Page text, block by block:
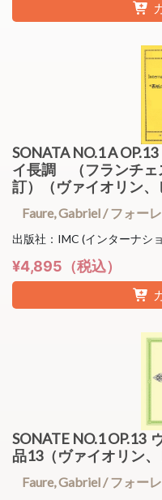
SONATA NO.1 A
イ長調 （フランチェ
訂）（ヴァイオリン、
Faure, Gabriel / フォーレ
出版社：IMC (インターナシ
¥4,895（税込）
SONATE NO.1
品13（ヴァイオリン、
Faure, Gabriel / フォーレ